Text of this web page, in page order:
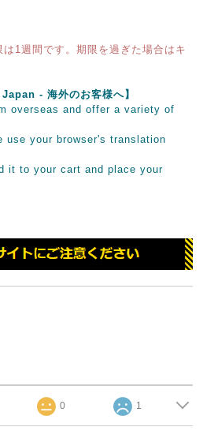
1週間です。期限を過ぎた場合はキ
- 海外のお客様へ】
overseas and offer a variety of
use your browser's translation
it to your cart and place your
0 1